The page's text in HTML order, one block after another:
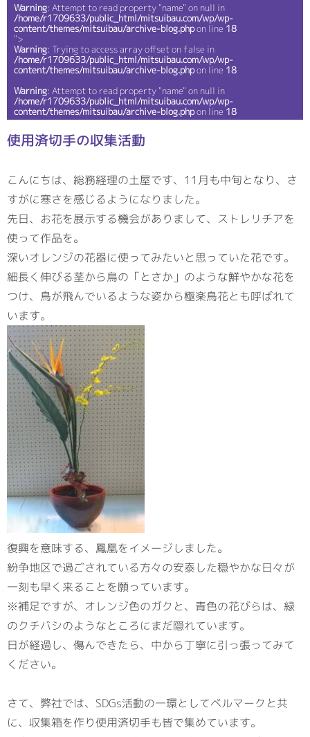
Warning: Attempt to read property "name" on null in
/home/r1709633/public_html/mitsuibau.com/wp/wp-
content/themes/mitsuibau/archive-blog.phpon line 18
">
Warning: Trying to access array offset on false in
/home/r1709633/public_html/mitsuibau.com/wp/wp-
content/themes/mitsuibau/archive-blog.phpon line 18
Warning: Attempt to read property "name" on null in
/home/r1709633/public_html/mitsuibau.com/wp/wp-
content/themes/mitsuibau/archive-blog.phpon line 18
使用済切手の収集活動
こんにちは、総務経理の土屋です、11月も中旬となり、さ
すがに寒さを感じるようになりました。
先日、お花を展示する機会がありまして、ストレリチアを
使って作品を。
深いオレンジの花器に使ってみたいと思っていた花です。
細長く伸びる茎から鳥の「とさか」のような鮮やかな花を
つけ、鳥が飛んでいるような姿から極楽鳥花とも呼ばれて
います。
復興を意味する、鳳凰をイメージしました。
紛争地区で過ごされている方々の安泰した穏やかな日々が
一刻も早く来ることを願っています。
※補足ですが、オレンジ色のガクと、青色の花びらは、緑
のクチバシのようなところにまだ隠れています。
日が経過し、傷んできたら、中から丁寧に引っ張ってみて
ください。
さて、弊社では、SDGs活動の一環としてベルマークと共
に、収集箱を作り使用済切手も皆で集めています。